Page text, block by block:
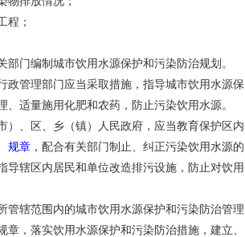
程；
编制城市饮用水源保护和污染防治规划。
理部门应当采取措施，指导城市饮用水源保
适量施用化肥和农药，防止污染饮用水源。
区、乡（镇）人民政府，应当教育保护区内
规章 ，配合有关部门制止、纠正污染饮用水源的
辖区内居民和单位改造排污设施，防止对饮用
范围内的城市饮用水源保护和污染防治管理
，落实饮用水源保护和污染防治措施，建立、